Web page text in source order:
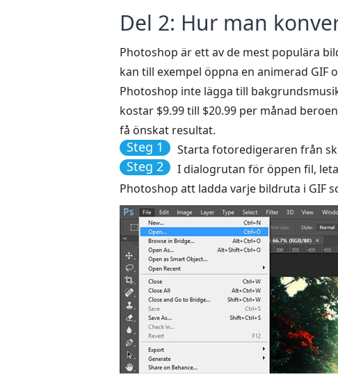
Del 2: Hur man
Photoshop är ett av de mest populära
kan till exempel öppna en animerad GIF
Photoshop inte lägga till
kostar $9.99 till $20.99 per månad
få önskat resultat.
Steg 1 Starta fotoredigeraren från
Steg 2 I dialogrutan för öppen fil,
Photoshop att ladda varje bildruta i GIF